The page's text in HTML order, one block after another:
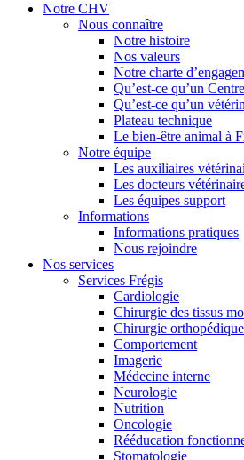
Notre CHV
Nous connaître
Notre histoire
Nos valeurs
Notre charte
Qu’est-ce qu’un
Qu’est-ce qu’un
Plateau technique
Le bien-être animal à
Notre équipe
Les auxiliaires
Les docteurs
Les équipes support
Informations
Informations pratiques
Nous rejoindre
Nos services
Services Frégis
Cardiologie
Chirurgie des tissus
Chirurgie
Comportement
Imagerie
Médecine interne
Neurologie
Nutrition
Oncologie
Rééducation
Stomatologie